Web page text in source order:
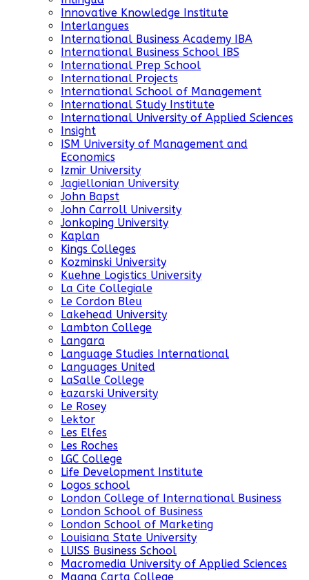
Innovative Knowledge Institute
Interlangues
International Business Academy IBA
International Business School IBS
International Prep School
International Projects
International School of Management
International Study Institute
International University of Applied Sciences
Insight
ISM University of Management and
Economics
Izmir University
Jagiellonian University
John Bapst
John Carroll University
Jonkoping University
Kaplan
Kings Colleges
Kozminski University
Kuehne Logistics University
La Cite Collegiale
Le Cordon Bleu
Lakehead University
Lambton College
Langara
Language Studies International
Languages United
LaSalle College
Łazarski University
Le Rosey
Lektor
Les Elfes
Les Roches
LGC College
Life Development Institute
Logos school
London College of International Business
London School of Business
London School of Marketing
Louisiana State University
LUISS Business School
Macromedia University of Applied Sciences
Magna Carta College